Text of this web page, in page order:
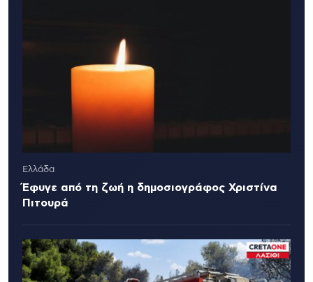
Ελλάδα
Έφυγε από τη ζωή η δημοσιογράφος Χριστίνα
Πιτουρά